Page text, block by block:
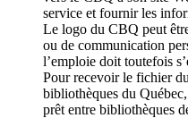
service et fournir les
Le logo du CBQ peut
ou de communication
l’emploie doit toutefois
Pour recevoir le fichier
bibliothèques du
prêt entre bibliothèques